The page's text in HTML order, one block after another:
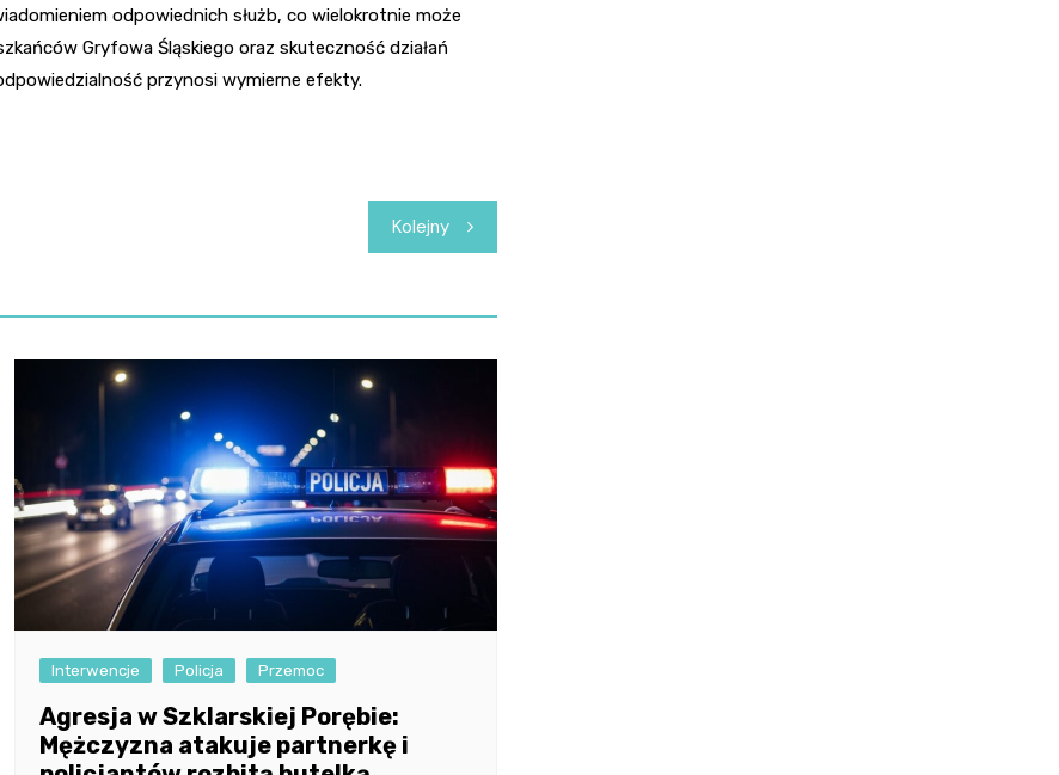
odpowiednich służb, co wielokrotnie może
Gryfowa Śląskiego oraz skuteczność działań
przynosi wymierne efekty.
Kolejny
Interwencje Policja Przemoc
Agresja w Szklarskiej Porębie:
Mężczyzna atakuje partnerkę i